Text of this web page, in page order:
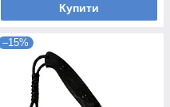
Купити
–15%